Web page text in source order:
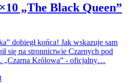
„The Black Queen”
dobiegł końca! Jak wskazuje sam
się na stronnictwie Czarnych pod
„Czarna Królowa” - oficjalny…